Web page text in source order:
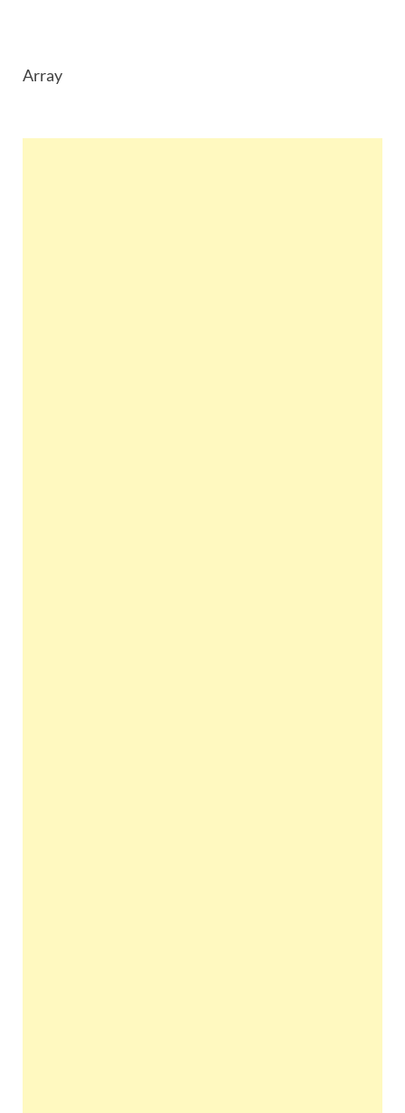
Array